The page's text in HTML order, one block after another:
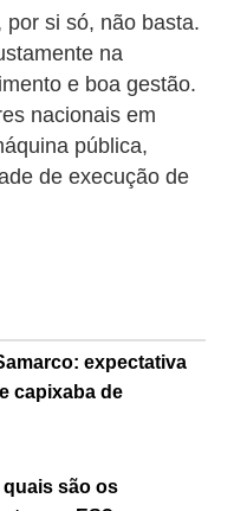
si só, não basta.
na
e boa gestão.
nacionais em
pública,
de execução de
expectativa
capixaba de
são os